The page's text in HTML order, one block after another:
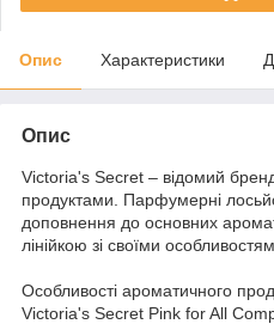
Опис Характеристики
Опис
Victoria's Secret – відомий
продуктами. Парфумерні
доповнення до основних
лінійкою зі своїми
Особливості ароматичного
Victoria's Secret Pink for All